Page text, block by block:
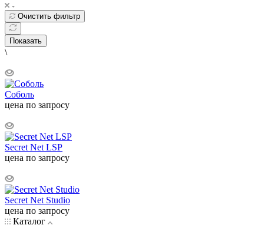
Очистить фильтр
Показать
\
Соболь
цена по запросу
Secret Net LSP
цена по запросу
Secret Net Studio
цена по запросу
Каталог